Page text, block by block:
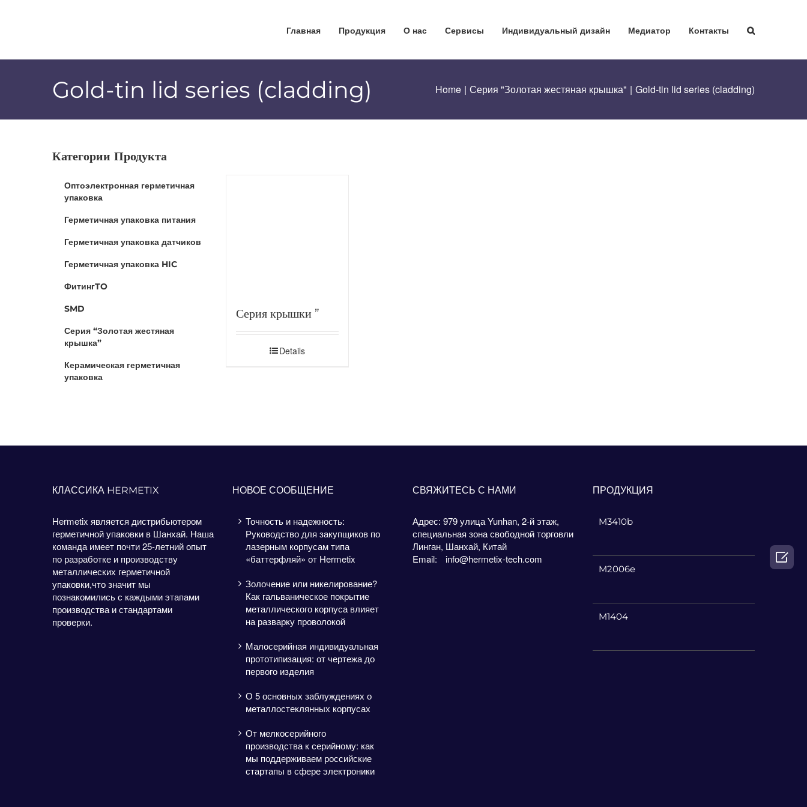
Главная Продукция О нас Сервисы Индивидуальный дизайн Медиатор Контакты
Gold-tin lid series (cladding) Home | Серия "Золотая жестяная крышка" | Gold-tin lid series (cladding)
Серия крышки ”
(облицовка)
Details
Категории Продукта
Оптоэлектронная герметичная
упаковка
Герметичная упаковка питания
Герметичная упаковка датчиков
Герметичная упаковка HIC
ФитингTO
SMD
Серия “Золотая жестяная
крышка”
Керамическая герметичная
упаковка
КЛАССИКА HERMETIX
Hermetix является дистрибьютером
герметичной упаковки в Шанхай. Наша
команда имеет почти 25-летний опыт
по разработке и производству
металлических герметичной
упаковки,что значит мы
познакомились с каждыми этапами
производства и стандартами
проверки.
НОВОЕ СООБЩЕНИЕ
Точность и надежность:
Руководство для закупщиков по
лазерным корпусам типа
«баттерфляй» от Hermetix
Золочение или никелирование?
Как гальваническое покрытие
металлического корпуса влияет
на разварку проволокой
Малосерийная индивидуальная
прототипизация: от чертежа до
первого изделия
О 5 основных заблуждениях о
металлостеклянных корпусах
От мелкосерийного
производства к серийному: как
мы поддерживаем российские
стартапы в сфере электроники
СВЯЖИТЕСЬ С НАМИ
Адрес: 979 улица Yunhan, 2-й этаж,
специальная зона свободной торговли
Линган, Шанхай, Китай
Email:
info@hermetix-tech.com
ПРОДУКЦИЯ
M3410b
M2006e
M1404
